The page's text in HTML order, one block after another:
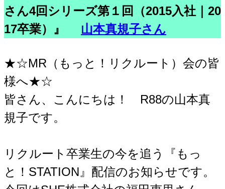
さん4回シリーズ第１回（2015入社｜20
17卒業）』 山本真規子さん
★☆MR（もっと！リクルート）会の皆
様へ★☆
皆さん、こんにちは！ R88の山本真
規子です。
リクルート卒業生の今を追う『もっ
と！STATION』配信のお知らせです。